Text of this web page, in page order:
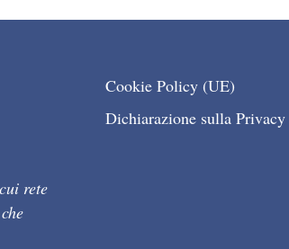
rete
Cookie Policy (UE)
Dichiarazione sulla